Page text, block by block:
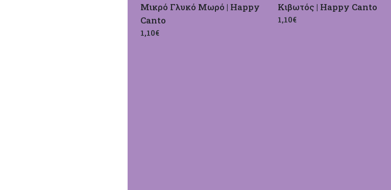
Μικρό Γλυκό Μωρό | Happy
Canto
1,10€
Κιβωτός | Happy Canto
1,10€